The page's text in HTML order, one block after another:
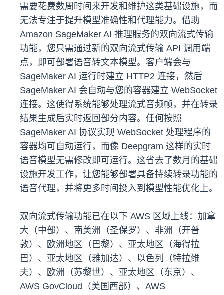
需要花费数周时间来开发和维护这类基础设施，而
无法专注于提升模型准确性和代理能力。借助
Amazon SageMaker AI 推理服务的双向流式传输
功能，您只需通过新的双向流式传输 API 调用端
点，即可部署语音转文本模型。客户端会与
SageMaker AI 运行时建立 HTTP2 连接，然后
SageMaker AI 会自动与您的容器建立 WebSocket
连接。这使得系统能够处理流式音频帧，并在转录
结果生成后实时返回部分内容。任何按照
SageMaker AI 协议实现 WebSocket 处理程序的
容器均可自动运行，而像 Deepgram 这样的实时
语音模型无需修改即可运行。这省去了数月的基础
设施开发工作，让您能够部署具备持续转录功能的
语音代理，并将更多时间投入到模型性能优化上。
双向流式传输功能已在以下 AWS 区域上线：加拿
大（中部）、南美洲（圣保罗）、非洲（开普
敦）、欧洲地区（巴黎）、亚太地区（海得拉
巴）、亚太地区（雅加达）、以色列（特拉维
夫）、欧洲（苏黎世）、亚太地区（东京）、
AWS GovCloud（美国西部）、AWS